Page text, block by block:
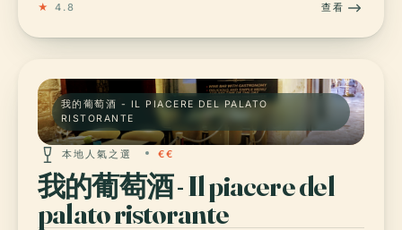
★ 4.8 查看
我的葡萄酒 - IL PIACERE DEL PALATO
RISTORANTE
本地人氣之選 €€
我的葡萄酒 - Il piacere del
palato ristorante